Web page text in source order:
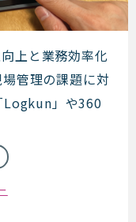
上と業務効率化
管理の課題に対
Logkun」や360